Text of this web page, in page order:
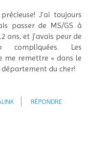
J’ai toujours
passer de MS/GS à
ans, et j’avais peur de
Les
remettre « dans le
département du cher!
RÉPONDRE